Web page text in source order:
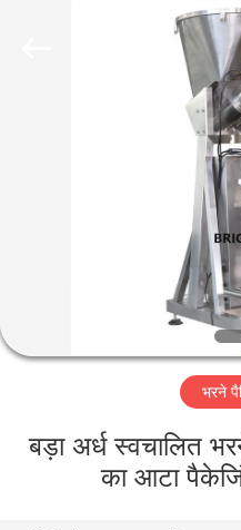
हमारे
बारे
कारखाना
भरने
बड़ा अर्ध स्वचालित
का आटा